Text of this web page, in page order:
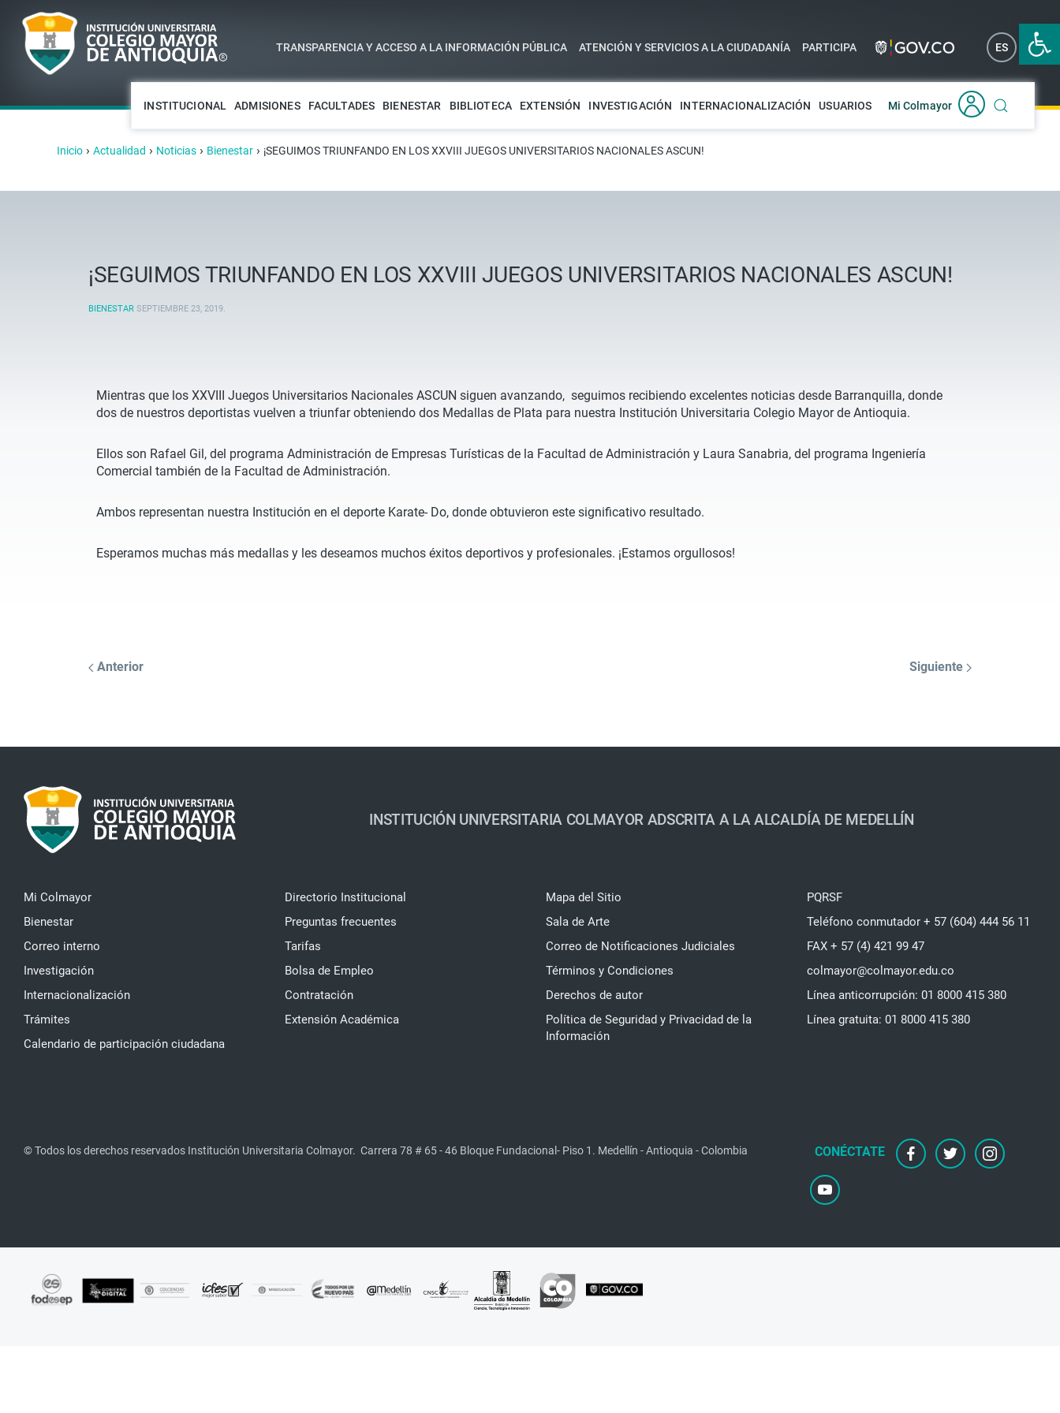
Abrir
TRANSPARENCIA Y ACCESO A LA INFORMACIÓN PÚBLICA ATENCIÓN Y SERVICIOS A LA CIUDADANÍA PARTICIPA ES EN
INSTITUCIONAL ADMISIONES FACULTADES BIENESTAR BIBLIOTECA EXTENSIÓN INVESTIGACIÓN INTERNACIONALIZACIÓN USUARIOS Mi Colmayor
Inicio › Actualidad › Noticias › Bienestar › ¡SEGUIMOS TRIUNFANDO EN LOS XXVIII JUEGOS UNIVERSITARIOS NACIONALES ASCUN!
¡SEGUIMOS TRIUNFANDO EN LOS XXVIII JUEGOS UNIVERSITARIOS NACIONALES ASCUN!
BIENESTAR SEPTIEMBRE 23, 2019.
Mientras que los XXVIII Juegos Universitarios Nacionales ASCUN siguen avanzando, seguimos recibiendo excelentes noticias desde Barranquilla, donde
dos de nuestros deportistas vuelven a triunfar obteniendo dos Medallas de Plata para nuestra Institución Universitaria Colegio Mayor de Antioquia.
Ellos son Rafael Gil, del programa Administración de Empresas Turísticas de la Facultad de Administración y Laura Sanabria, del programa Ingeniería
Comercial también de la Facultad de Administración.
Ambos representan nuestra Institución en el deporte Karate- Do, donde obtuvieron este significativo resultado.
Esperamos muchas más medallas y les deseamos muchos éxitos deportivos y profesionales. ¡Estamos orgullosos!
Anterior Siguiente
INSTITUCIÓN UNIVERSITARIA COLMAYOR ADSCRITA A LA ALCALDÍA DE MEDELLÍN
Mi Colmayor
Bienestar
Correo interno
Investigación
Internacionalización
Trámites
Calendario de participación ciudadana
Directorio Institucional
Preguntas frecuentes
Tarifas
Bolsa de Empleo
Contratación
Extensión Académica
Mapa del Sitio
Sala de Arte
Correo de Notificaciones Judiciales
Términos y Condiciones
Derechos de autor
Política de Seguridad y Privacidad de la
Información
PQRSF
Teléfono conmutador + 57 (604) 444 56 11
FAX + 57 (4) 421 99 47
colmayor@colmayor.edu.co
Línea anticorrupción: 01 8000 415 380
Línea gratuita: 01 8000 415 380
© Todos los derechos reservados Institución Universitaria Colmayor. Carrera 78 # 65 - 46 Bloque Fundacional- Piso 1. Medellín - Antioquia - Colombia